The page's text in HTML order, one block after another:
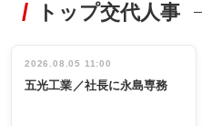
非鉄業界で
インタビュ
ー／社内ア
タックトレー
祝う 業界関
係者ら220人
出席
トップ交代人事
2026.08.05 11:00
五光工業／社長に永島専務